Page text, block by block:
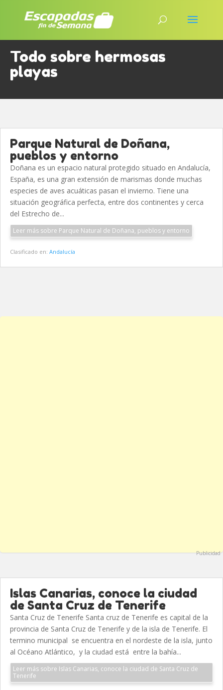
Todo sobre hermosas
playas
Parque Natural de Doñana,
pueblos y entorno
Doñana es un espacio natural protegido situado en Andalucía,
España, es una gran extensión de marismas donde muchas
especies de aves acuáticas pasan el invierno. Tiene una
situación geográfica perfecta, entre dos continentes y cerca
del Estrecho de...
Leer más sobre Parque Natural de Doñana, pueblos y entorno
Clasificado en: Andalucía
Publicidad
Islas Canarias, conoce la ciudad
de Santa Cruz de Tenerife
Santa Cruz de Tenerife Santa cruz de Tenerife es capital de la
provincia de Santa Cruz de Tenerife y de la isla de Tenerife. El
termino municipal se encuentra en el nordeste de la isla, junto
al Océano Atlántico, y la ciudad está entre la bahía...
Leer más sobre Islas Canarias, conoce la ciudad de Santa Cruz de
Tenerife